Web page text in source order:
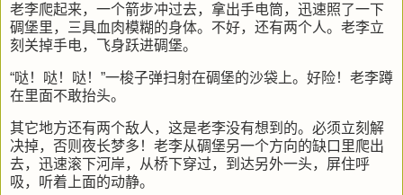
老李爬起来，一个箭步冲过去，拿出手电筒，迅速照了一下
碉堡里，三具血肉模糊的身体。不好，还有两个人。老李立
刻关掉手电，飞身跃进碉堡。
“哒！哒！哒！”一梭子弹扫射在碉堡的沙袋上。好险！老李蹲
在里面不敢抬头。
其它地方还有两个敌人，这是老李没有想到的。必须立刻解
决掉，否则夜长梦多！老李从碉堡另一个方向的缺口里爬出
去，迅速滚下河岸，从桥下穿过，到达另外一头，屏住呼
吸，听着上面的动静。